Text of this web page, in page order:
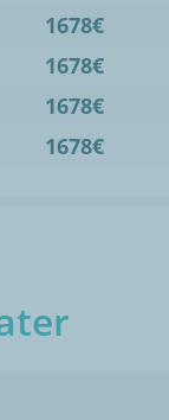
1678€
1678€
1678€
1678€